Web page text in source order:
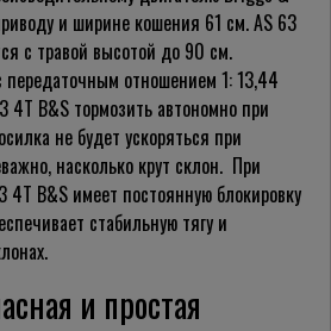
и ширине кошения 61 см. AS 63
с травой высотой до 90 см.
отношением 1: 13,44
4T B&S тормозить автономно при
не будет ускоряться при
насколько крут склон. При
B&S имеет постоянную блокировку
стабильную тягу и
и простая